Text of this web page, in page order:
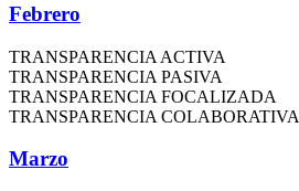
Febrero
TRANSPARENCIA ACTIVA
TRANSPARENCIA PASIVA
TRANSPARENCIA FOCALIZADA
TRANSPARENCIA COLABORATIVA
Marzo